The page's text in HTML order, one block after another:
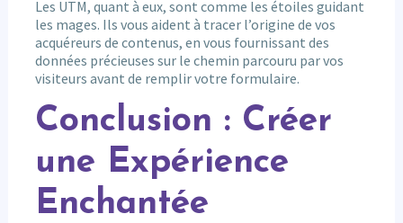
Les UTM, quant à eux, sont comme les étoiles guidant
les mages. Ils vous aident à tracer l’origine de vos
acquéreurs de contenus, en vous fournissant des
données précieuses sur le chemin parcouru par vos
visiteurs avant de remplir votre formulaire.
Conclusion : Créer
une Expérience
Enchantée